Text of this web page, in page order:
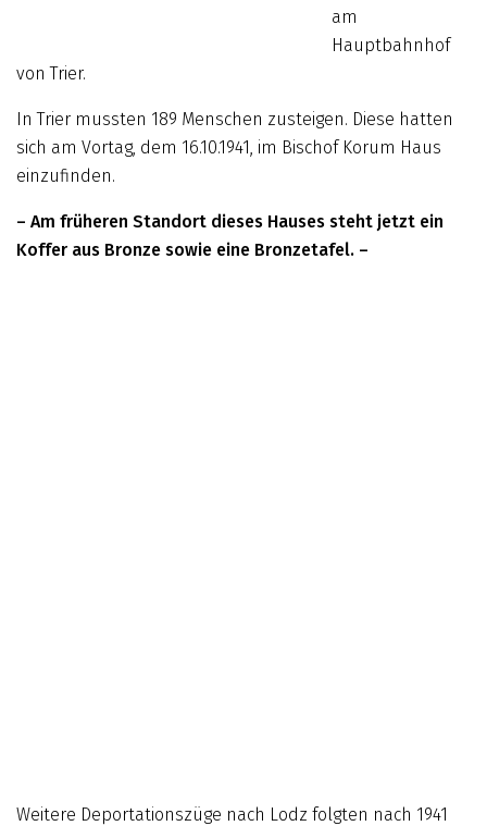
am
Hauptbahnhof
von Trier.
In Trier mussten 189 Menschen zusteigen. Diese hatten
sich am Vortag, dem 16.10.1941, im Bischof Korum Haus
einzufinden.
– Am früheren Standort dieses Hauses steht jetzt ein
Koffer aus Bronze sowie eine Bronzetafel. –
Weitere Deportationszüge nach Lodz folgten nach 1941